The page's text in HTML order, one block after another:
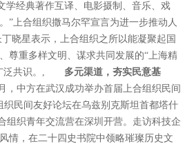
经典著作互译、电影摄制、音乐、戏
”上合组织撒马尔罕宣言为进一步推动人
星表示，上合组织之所以能凝聚起国
尊重多样文明、谋求共同发展的“上海精
广泛共识。, 多元渠道，夯实民意基
中方在武汉成功举办首届上合组织民间
民间友好论坛在乌兹别克斯坦首都塔什
织青年交流营在深圳开营。走访科技企
情，在二十四史书院中领略璀璨历史文